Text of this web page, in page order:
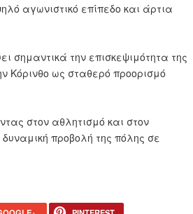
αγωνιστικό επίπεδο και άρτια
σημαντικά την επισκεψιμότητα της
Κόρινθο ως σταθερό προορισμό
στον αθλητισμό και στον
προβολή της πόλης σε